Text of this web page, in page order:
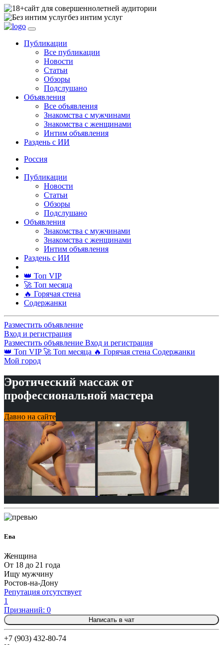
сайт для совершеннолетней аудитории
без интим услуг
Публикации
Все публикации
Новости
Статьи
Обзоры
Подслушано
Объявления
Все объявления
Знакомства с мужчинами
Знакомства с женщинами
Интим объявления
Раздень с ИИ
Россия
Публикации
Новости
Статьи
Обзоры
Подслушано
Объявления
Знакомства с мужчинами
Знакомства с женщинами
Интим объявления
Раздень с ИИ
👑 Топ VIP
🚀 Топ месяца
🔥 Горячая стена
Содержанки
Разместить объявление
Вход и регистрация
Разместить объявление Вход и регистрация
👑 Топ VIP 🚀 Топ месяца 🔥 Горячая стена Содержанки
Мой город
Эротический массаж от
профессиональной мастера
Давно на сайте
Ева
Женщина
От 18 до 21 года
Ищу мужчину
Ростов-на-Дону
Репутация отсутствует
1
Признаний: 0
Написать в чат
+7 (903) 432-80-74